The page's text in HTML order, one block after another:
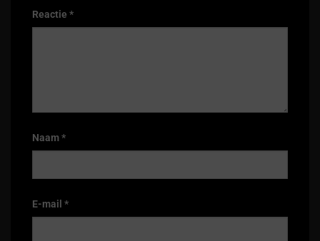
Reactie *
Naam*
E-mail *